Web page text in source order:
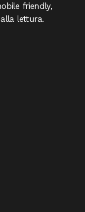
friendly,
lettura.